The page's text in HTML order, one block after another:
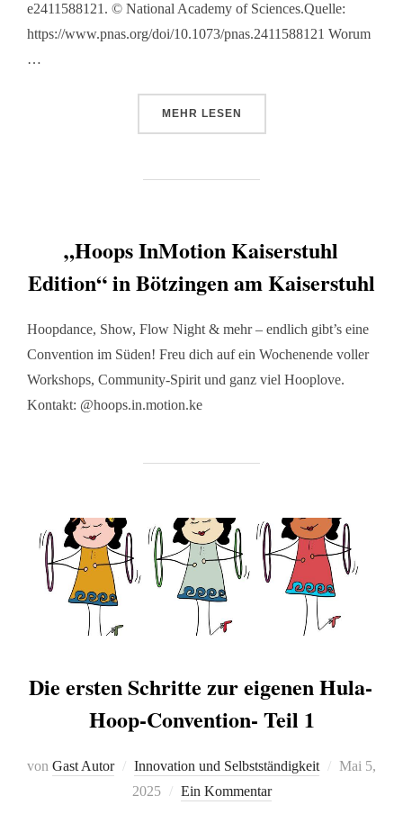
e2411588121. © National Academy of Sciences.Quelle:
https://www.pnas.org/doi/10.1073/pnas.2411588121 Worum
…
MEHR LESEN
„Hoops InMotion Kaiserstuhl
Edition“ in Bötzingen am Kaiserstuhl
Hoopdance, Show, Flow Night & mehr – endlich gibt’s eine
Convention im Süden! Freu dich auf ein Wochenende voller
Workshops, Community-Spirit und ganz viel Hooplove.
Kontakt: @hoops.in.motion.ke
Die ersten Schritte zur eigenen Hula-
Hoop-Convention- Teil 1
von Gast Autor Innovation und Selbstständigkeit
Mai 5,
2025
Ein Kommentar